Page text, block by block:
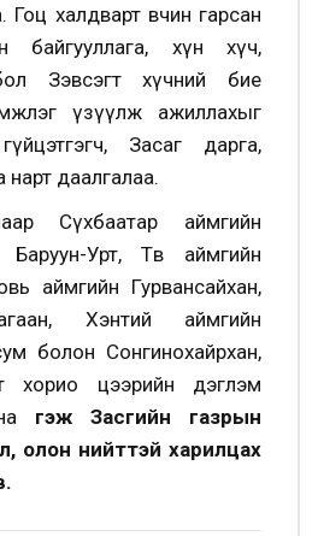
халдварт өвчин гарсан
байгууллага, хүн хүч,
Зэвсэгт хүчний бие
үзүүлж ажиллахыг
Засаг дарга,
нарт даалгалаа.
Сүхбаатар аймгийн
Баруун-Урт, Төв аймгийн
аймгийн Гурвансайхан,
Хэнтий аймгийн
болон Сонгинохайрхан,
хорио цээрийн дэглэм
гэж Засгийн газрын
олон нийттэй харилцах